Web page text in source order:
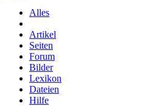
Alles
Artikel
Seiten
Forum
Bilder
Lexikon
Dateien
Hilfe